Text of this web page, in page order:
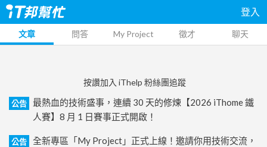
登入
文章 問答 My Project 徵才 聊天
按讚加入 iThelp 粉絲團追蹤
公告
最熱血的技術盛事，連續 30 天的修煉【2026 iThome 鐵
人賽】8 月 1 日賽事正式開啟！
公告
全新專區「My Project」正式上線！邀請你用技術交流，